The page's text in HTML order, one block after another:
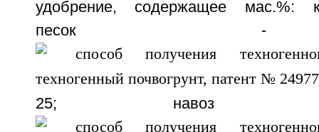
удобрение, содержащее мас.%:
песок
25;